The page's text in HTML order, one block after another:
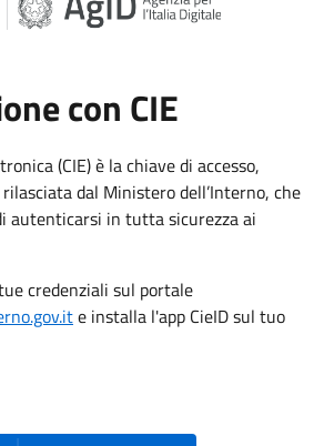
con CIE
(CIE) è la chiave di accesso,
dal Ministero dell’Interno, che
autenticarsi in tutta sicurezza ai
credenziali sul portale
e installa l'app CieID sul tuo